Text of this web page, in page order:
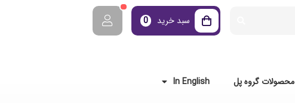
سبد خرید 0
محصولات گروه پل In English